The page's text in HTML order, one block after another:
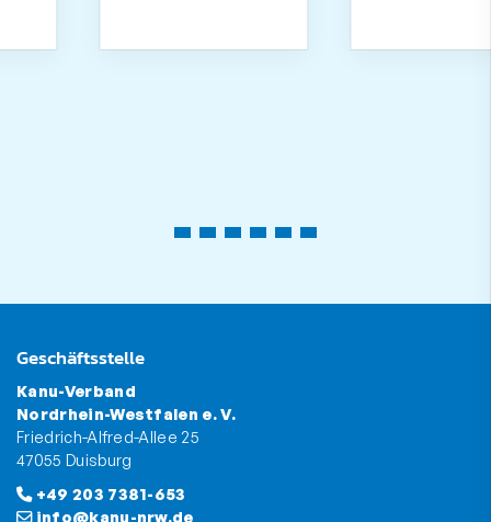
Geschäftsstelle
Kanu-Verband
Nordrhein-Westfalen e. V.
Friedrich-Alfred-Allee 25
47055 Duisburg
+49 203 7381-653
info@kanu-nrw.de